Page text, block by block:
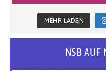
MEHR LADEN
NSB AUF